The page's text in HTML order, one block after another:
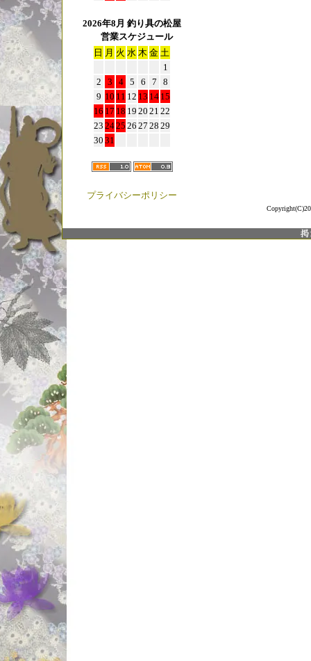
2026年8月 釣り具の松屋
営業スケジュール
日 月 火 水 木 金 土
1
2
3 4 5 6 7
8
9 10 11 12 13 14 15
16 17 18 19 20 21 22
23 2425 26 27 28 29
30 31
プライバシーポリシー